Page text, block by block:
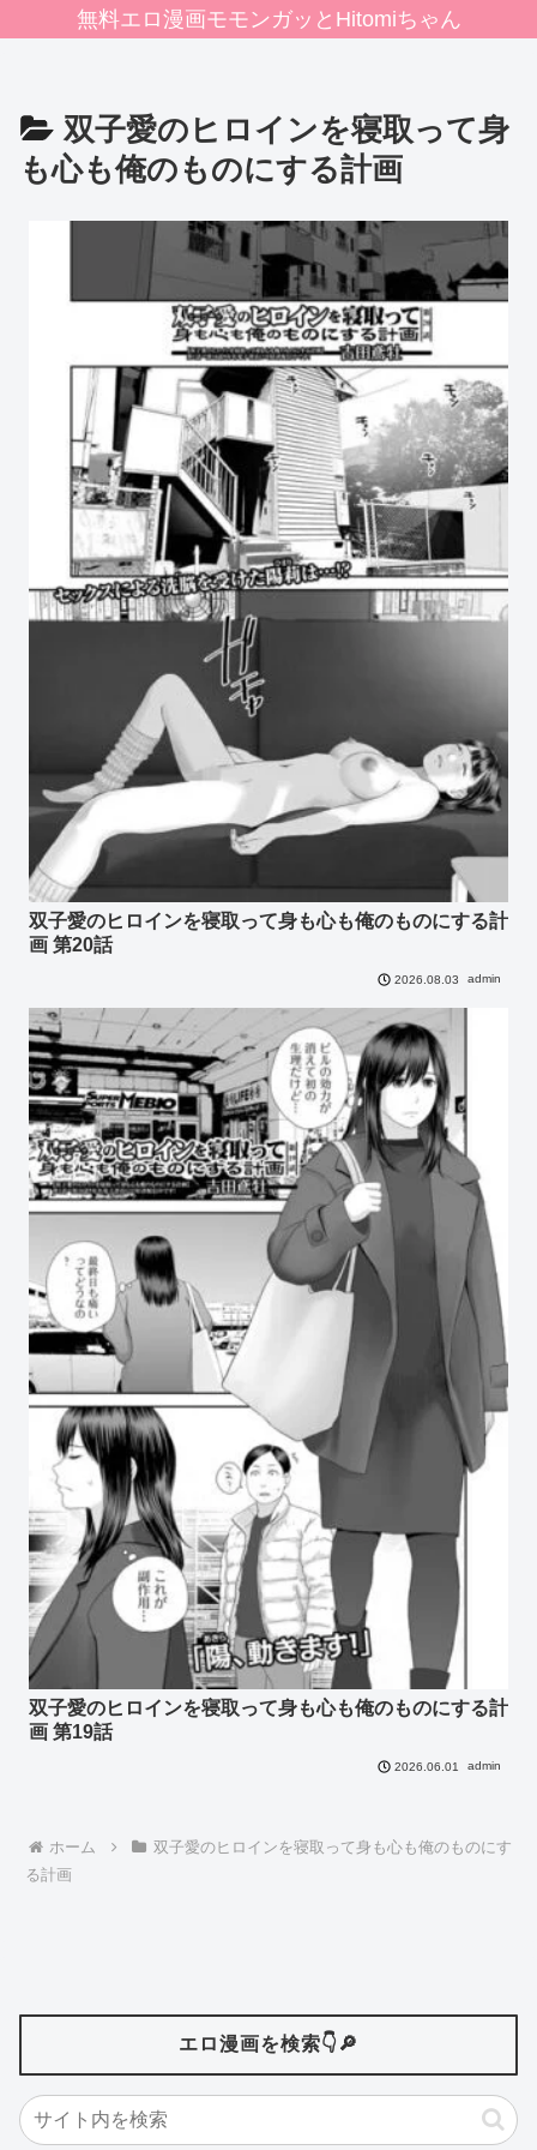
無料エロ漫画モモンガッとHitomiちゃん
双子愛のヒロインを寝取って身
も心も俺のものにする計画
双子愛のヒロインを寝取って身も心も俺のものにする計
画 第20話
2026.08.03 admin
双子愛のヒロインを寝取って身も心も俺のものにする計
画 第19話
2026.06.01 admin
ホーム
双子愛のヒロインを寝取って身も心も俺のものにす
る計画
エロ漫画を検索👇🔎